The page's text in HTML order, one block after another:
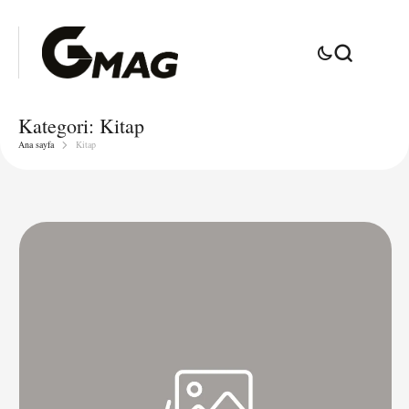
Kategori: Kitap
Ana sayfa Kitap